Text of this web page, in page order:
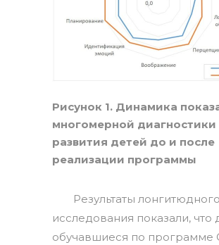
Рисунок 1. Динамика
многомерной диагностики
развития детей до и после
реализации программы
Результаты лонгитюдного
исследования показали, что
обучавшиеся по программе